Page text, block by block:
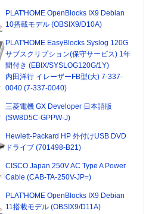
PLAT'HOME OpenBlocks IX9 Debian
10搭載モデル (OBSIX9/D10A)
PLAT'HOME EasyBlocks Syslog 120G
サブスクリプション(保守サービス) 1年
間付き (EBIX/SYSLOG120G/1Y)
内田洋行 イレーザーFB型(大) 7-337-
0040 (7-337-0040)
三菱電機 GX Developer 日本語版
(SW8D5C-GPPW-J)
Hewlett-Packard HP 外付けUSB DVD
ドライブ (701498-B21)
CISCO Japan 250V AC Type A Power
Cable (CAB-TA-250V-JP=)
PLAT'HOME OpenBlocks IX9 Debian
11搭載モデル (OBSIX9/D11A)